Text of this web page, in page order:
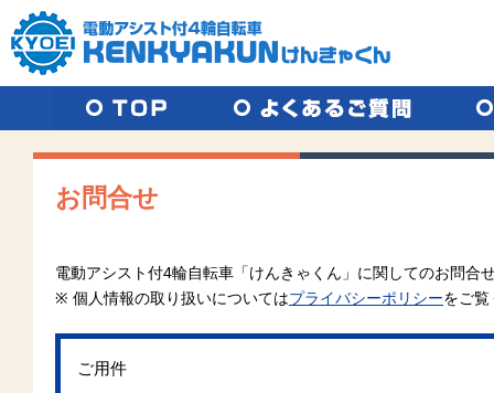
お問合せ
電動アシスト付4輪自転車「けんきゃくん」に関してのお問合
※ 個人情報の取り扱いについてはプライバシーポリシーをご覧
ご用件